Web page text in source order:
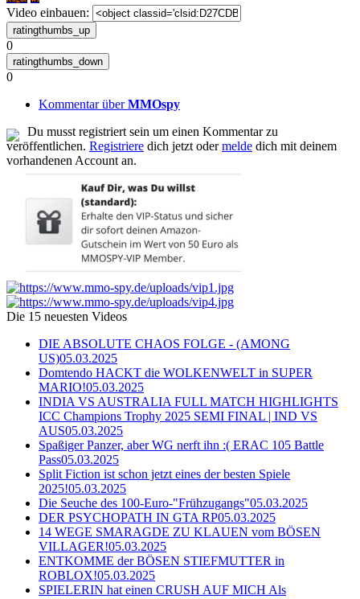
Video einbauen:
0
0
Kommentar überMMOspy
Du musst registriert sein um einen Kommentar zu
veröffentlichen. Registriere dich jetzt odermelde dich mit deinem
vorhandenen Account an.
Die 15 neuesten Videos
DIE ABSOLUTE CHAOS FOLGE - (AMONG
US)05.03.2025
Domtendo HACKT die WOLKENWELT in SUPER
MARIO!05.03.2025
INDIA VS AUSTRALIA FULL MATCH HIGHLIGHTS
ICC Champions Trophy 2025 SEMI FINAL | IND VS
AUS05.03.2025
Spaßiger Panzer, aber WG nerft ihn :( ERAC 105 Battle
Pass05.03.2025
Split Fiction ist schon jetzt eines der besten Spiele
2025!05.03.2025
Die Seuche des 100-Euro-"Frühzugangs"05.03.2025
DER PSYCHOPATH IN GTA RP05.03.2025
14 WEGE SMARAGDE ZU KLAUEN vom BÖSEN
VILLAGER!05.03.2025
ENTKOMME der BÖSEN STIEFMUTTER in
ROBLOX!05.03.2025
SPIELERIN hat einen CRUSH AUF MICH Als